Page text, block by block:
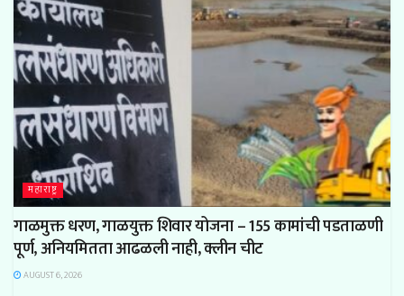
महाराष्ट्र
गाळमुक्त धरण, गाळयुक्त शिवार योजना – 155 कामांची पडताळणी
पूर्ण, अनियमितता आढळली नाही, क्लीन चीट
AUGUST 6, 2026